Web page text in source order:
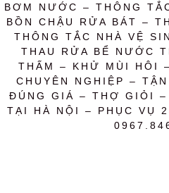
BƠM NƯỚC – THÔNG
BỒN CHẬU RỬA BÁT –
THÔNG TẮC NHÀ VỆ
THAU RỬA BỂ NƯỚC
THẤM – KHỬ MÙI HÔI
CHUYÊN NGHIỆP –
ĐÚNG GIÁ – THỢ GIỎI –
TẠI HÀ NỘI – PHỤC VỤ